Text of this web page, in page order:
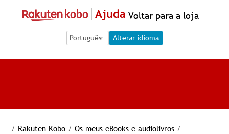
Ajuda Voltar para a loja
Language Selection
Language Selection
Alterar idioma
/ Rakuten Kobo / Os meus eBooks e audiolivros /